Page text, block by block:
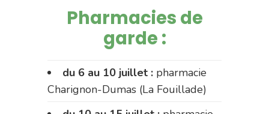
Pharmacies de
garde :
du 6 au 10 juillet : pharmacie
Charignon-Dumas (La Fouillade)